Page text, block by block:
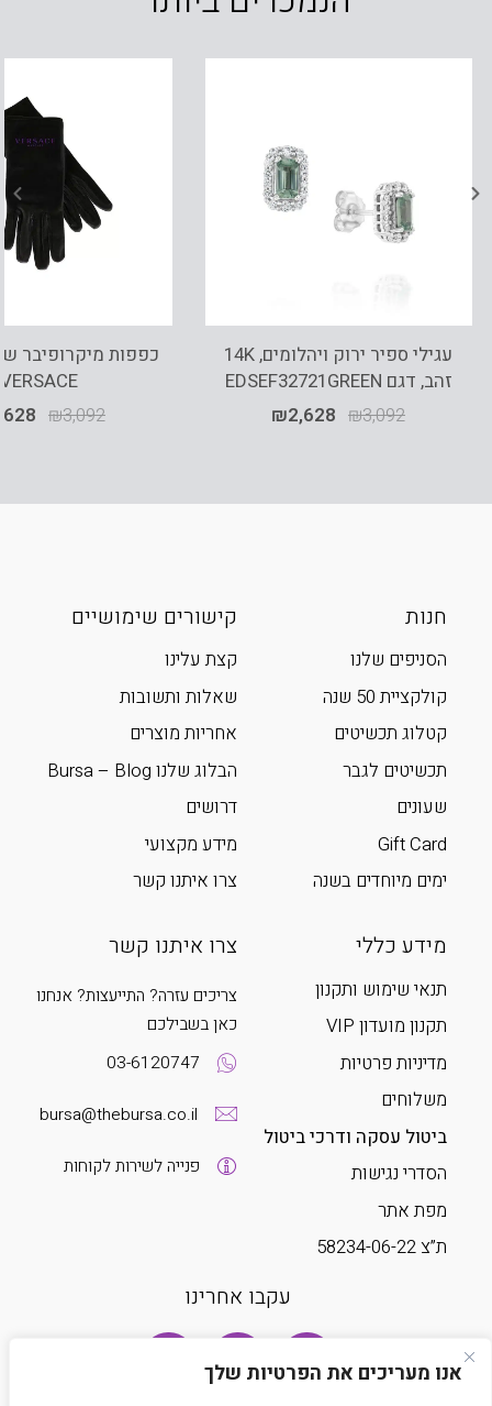
אנו מעריכים את הפרטיות שלך
עגילי ספיר ירוק ויהלומים, 14K
זהב, דגם EDSEF32721GREEN
₪3,092
₪2,628
כפפות מיקרופיבר
VERSACE
₪3,092
חנות
הסניפים שלנו
קולקציית 50 שנה
קטלוג תכשיטים
תכשיטים לגבר
שעונים
Gift Card
ימים מיוחדים בשנה
קישורים שימושיים
קצת עלינו
שאלות ותשובות
אחריות מוצרים
הבלוג שלנו Bursa – Blog
דרושים
מידע מקצועי
צרו איתנו קשר
מידע כללי
תנאי שימוש ותקנון
תקנון מועדון VIP
מדיניות פרטיות
משלוחים
ביטול עסקה ודרכי ביטול
הסדרי נגישות
מפת אתר
ת”צ 58234-06-22
צרו איתנו קשר
צריכים עזרה? התייעצות? אנחנו
כאן בשבילכם
03-6120747
bursa@thebursa.co.il
פנייה לשירות לקוחות
עקבו אחרינו